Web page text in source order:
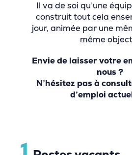
Il va de soi qu’une
construit tout cela
jour, animée par une
même
Envie de laisser votre
nous ?
N’hésitez pas à
d’emploi